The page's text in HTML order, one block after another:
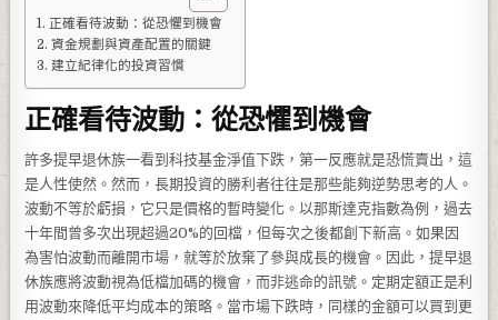
正確看待波動：從恐懼到機會
資金規劃與資產配置的關鍵
建立紀律化的投資習慣
正確看待波動：從恐懼到機會
許多提早退休族一看到科技基金淨值下跌，第一反應就是恐慌賣出，這
是人性使然。然而，長期投資的勝利者往往是那些能夠逆勢思考的人。
波動不等於虧損，它只是價格的暫時變化。以那斯達克指數為例，過去
十年間曾多次出現超過20%的回檔，但每次之後都創下新高。如果因
為害怕波動而離開市場，就等於放棄了參與成長的機會。因此，提早退
休族應將波動視為低檔加碼的機會，而非逃命的訊號。定期定額正是利
用波動來降低平均成本的策略。當市場下跌時，同樣的金額可以買到更